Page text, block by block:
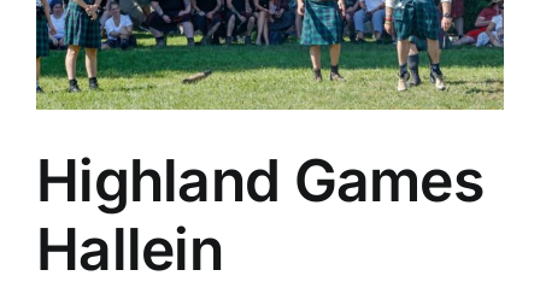
Highland Games
Hallein